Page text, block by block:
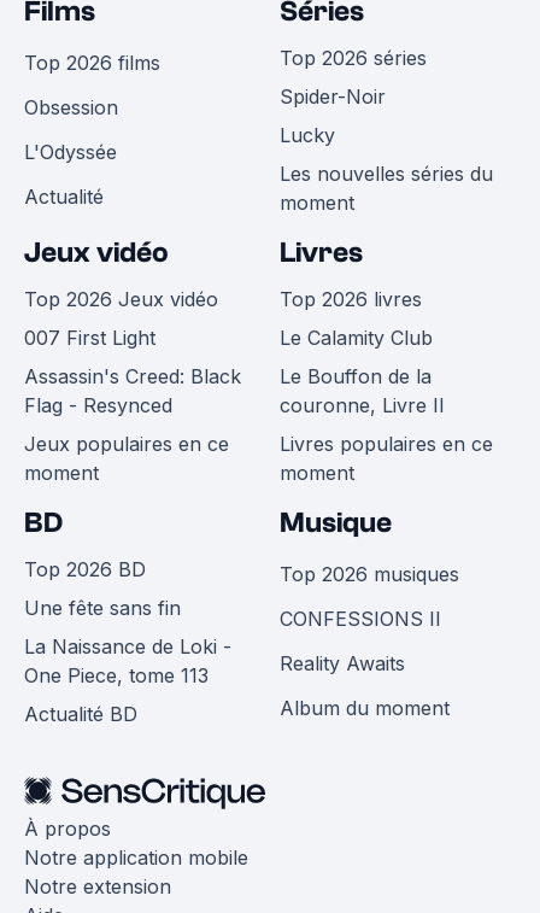
Films
Top 2026 films
Obsession
L'Odyssée
Actualité
Séries
Top 2026 séries
Spider-Noir
Lucky
Les nouvelles séries du
moment
Jeux vidéo
Top 2026 Jeux vidéo
007 First Light
Assassin's Creed: Black
Flag - Resynced
Jeux populaires en ce
moment
Livres
Top 2026 livres
Le Calamity Club
Le Bouffon de la
couronne, Livre II
Livres populaires en ce
moment
BD
Top 2026 BD
Une fête sans fin
La Naissance de Loki -
One Piece, tome 113
Actualité BD
Musique
Top 2026 musiques
CONFESSIONS II
Reality Awaits
Album du moment
À propos
Notre application mobile
Notre extension